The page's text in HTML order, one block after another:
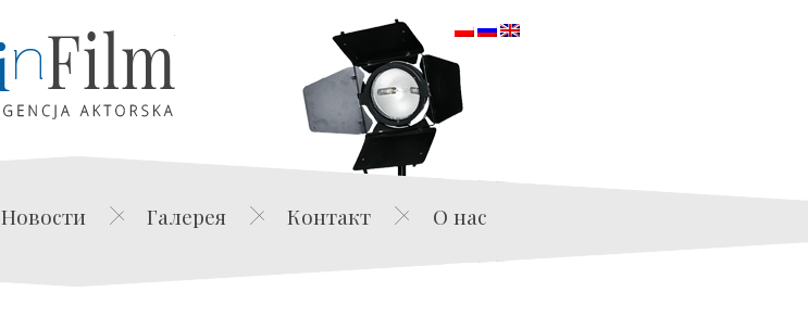
Edwin Film Agencja Aktorska
Новости Галерея Контакт О нас